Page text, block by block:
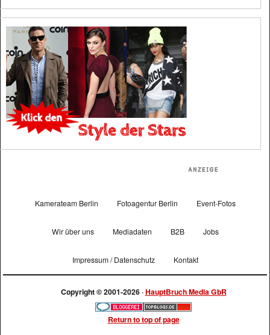
Kamerateam Berlin Fotoagentur Berlin Event-Fotos
Wir über uns Mediadaten B2B Jobs
Impressum / Datenschutz Kontakt
Copyright © 2001-2026 ·HauptBruch Media GbR
Return to top of page